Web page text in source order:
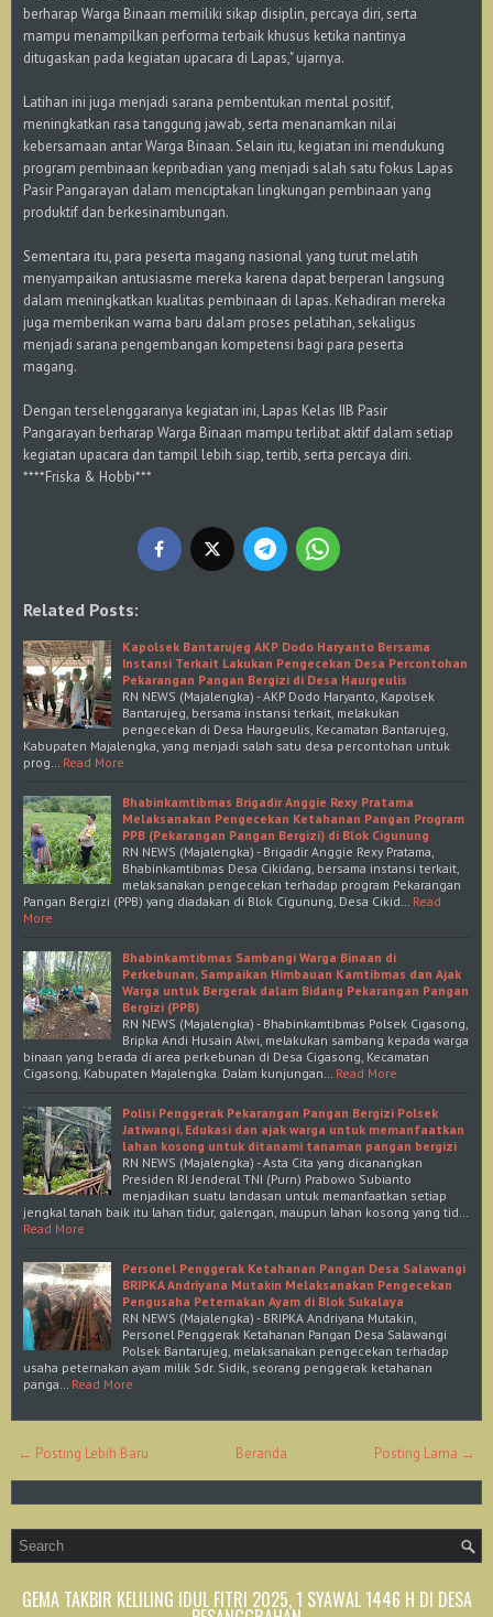
berharap Warga Binaan memiliki sikap disiplin, percaya diri, serta
mampu menampilkan performa terbaik khusus ketika nantinya
ditugaskan pada kegiatan upacara di Lapas," ujarnya.
Latihan ini juga menjadi sarana pembentukan mental positif,
meningkatkan rasa tanggung jawab, serta menanamkan nilai
kebersamaan antar Warga Binaan. Selain itu, kegiatan ini mendukung
program pembinaan kepribadian yang menjadi salah satu fokus Lapas
Pasir Pangarayan dalam menciptakan lingkungan pembinaan yang
produktif dan berkesinambungan.
Sementara itu, para peserta magang nasional yang turut melatih
menyampaikan antusiasme mereka karena dapat berperan langsung
dalam meningkatkan kualitas pembinaan di lapas. Kehadiran mereka
juga memberikan warna baru dalam proses pelatihan, sekaligus
menjadi sarana pengembangan kompetensi bagi para peserta
magang.
Dengan terselenggaranya kegiatan ini, Lapas Kelas IIB Pasir
Pangarayan berharap Warga Binaan mampu terlibat aktif dalam setiap
kegiatan upacara dan tampil lebih siap, tertib, serta percaya diri.
****Friska & Hobbi***
Related Posts:
Kapolsek Bantarujeg AKP Dodo Haryanto Bersama
Instansi Terkait Lakukan Pengecekan Desa Percontohan
Pekarangan Pangan Bergizi di Desa Haurgeulis
RN NEWS (Majalengka) - AKP Dodo Haryanto, Kapolsek
Bantarujeg, bersama instansi terkait, melakukan
pengecekan di Desa Haurgeulis, Kecamatan Bantarujeg,
Kabupaten Majalengka, yang menjadi salah satu desa percontohan untuk
prog… Read More
Bhabinkamtibmas Brigadir Anggie Rexy Pratama
Melaksanakan Pengecekan Ketahanan Pangan Program
PPB (Pekarangan Pangan Bergizi) di Blok Cigunung
RN NEWS (Majalengka) - Brigadir Anggie Rexy Pratama,
Bhabinkamtibmas Desa Cikidang, bersama instansi terkait,
melaksanakan pengecekan terhadap program Pekarangan
Pangan Bergizi (PPB) yang diadakan di Blok Cigunung, Desa Cikid… Read
More
Bhabinkamtibmas Sambangi Warga Binaan di
Perkebunan, Sampaikan Himbauan Kamtibmas dan Ajak
Warga untuk Bergerak dalam Bidang Pekarangan Pangan
Bergizi (PPB)
RN NEWS (Majalengka) - Bhabinkamtibmas Polsek Cigasong,
Bripka Andi Husain Alwi, melakukan sambang kepada warga
binaan yang berada di area perkebunan di Desa Cigasong, Kecamatan
Cigasong, Kabupaten Majalengka. Dalam kunjungan… Read More
Polisi Penggerak Pekarangan Pangan Bergizi Polsek
Jatiwangi, Edukasi dan ajak warga untuk memanfaatkan
lahan kosong untuk ditanami tanaman pangan bergizi
RN NEWS (Majalengka) - Asta Cita yang dicanangkan
Presiden RI Jenderal TNI (Purn) Prabowo Subianto
menjadikan suatu landasan untuk memanfaatkan setiap
jengkal tanah baik itu lahan tidur, galengan, maupun lahan kosong yang tid…
Read More
Personel Penggerak Ketahanan Pangan Desa Salawangi
BRIPKA Andriyana Mutakin Melaksanakan Pengecekan
Pengusaha Peternakan Ayam di Blok Sukalaya
RN NEWS (Majalengka) - BRIPKA Andriyana Mutakin,
Personel Penggerak Ketahanan Pangan Desa Salawangi
Polsek Bantarujeg, melaksanakan pengecekan terhadap
usaha peternakan ayam milik Sdr. Sidik, seorang penggerak ketahanan
panga… Read More
← Posting Lebih Baru Posting Lama →
Beranda
GEMA TAKBIR KELILING IDUL FITRI 2025, 1 SYAWAL 1446 H DI DESA